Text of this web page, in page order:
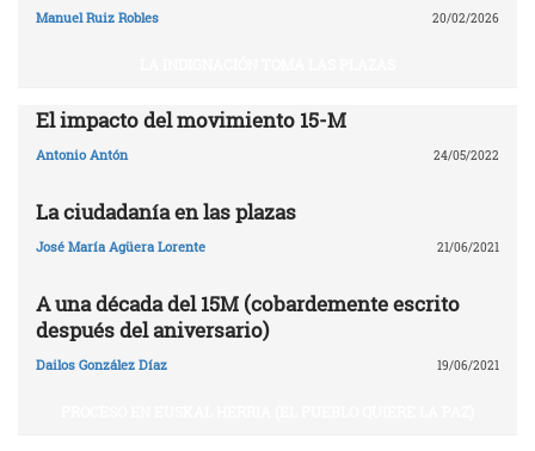
Manuel Ruiz Robles 20/02/2026
El impacto del movimiento 15-M
Antonio Antón 24/05/2022
La ciudadanía en las plazas
José María Agüera Lorente 21/06/2021
A una década del 15M (cobardemente escrito
después del aniversario)
Dailos González Díaz 19/06/2021